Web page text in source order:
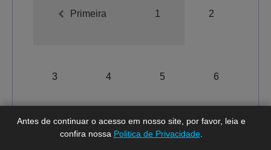
Antes de continuar o acesso em nosso site, por favor, leia e
confira nossa Politica de Privacidade.
Primeira 1 2
3 4 5 6
Total de registros:192. Última